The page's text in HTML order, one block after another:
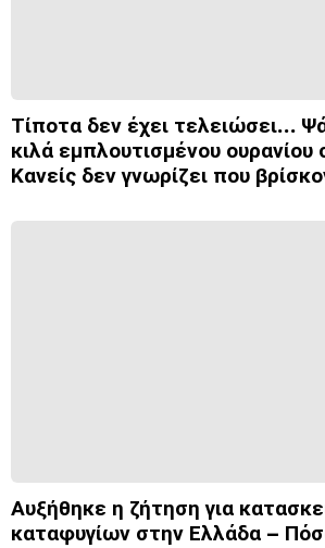
Τίποτα δεν έχει τελειώσει…
κιλά εμπλουτισμένου ουρανίου
Κανείς δεν γνωρίζει που
Αυξήθηκε η ζήτηση για
καταφυγίων στην Ελλάδα –